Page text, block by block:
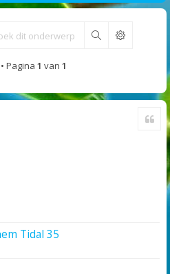
Zoek
Pagina 1 van 1
Tidal 35